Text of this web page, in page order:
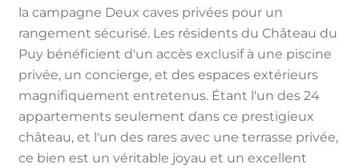
la campagne Deux caves privées pour un
rangement sécurisé. Les résidents du Château du
Puy bénéficient d'un accès exclusif à une piscine
privée, un concierge, et des espaces extérieurs
magnifiquement entretenus. Étant l'un des 24
appartements seulement dans ce prestigieux
château, et l'un des rares avec une terrasse privée,
ce bien est un véritable joyau et un excellent